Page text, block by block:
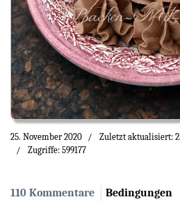
25. November 2020
Zuletzt aktualisiert:
Zugriffe: 599177
110 Kommentare Bedingungen